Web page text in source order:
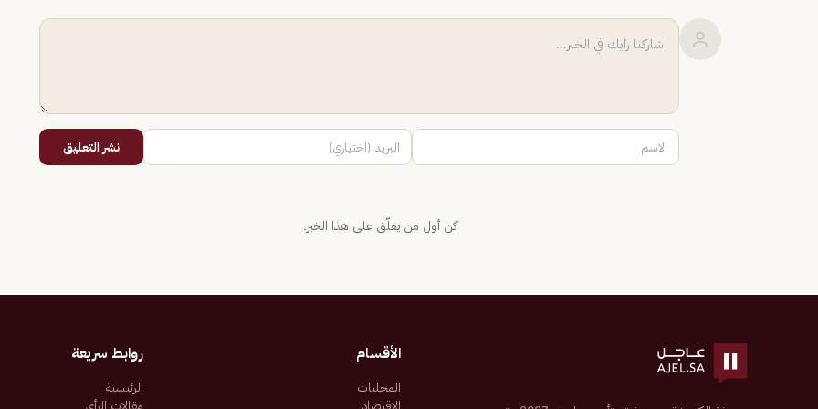
نشر التعليق
كن أول من يعلّق على هذا الخبر.
الأقسام
المحليات
الاقتصاد
روابط سريعة
الرئيسية
مقالات الرأي